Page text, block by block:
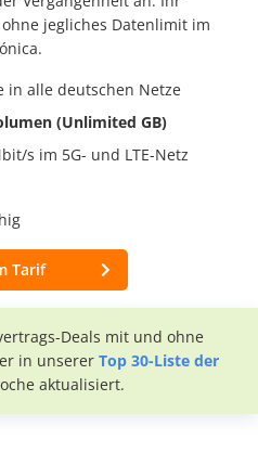
jegliches Datenlimit im
in alle deutschen Netze
(Unlimited GB)
s im 5G- und LTE-Netz
Tarif
Deals mit und ohne
in unserer Top 30-Liste der
aktualisiert.